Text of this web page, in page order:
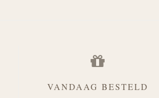
VANDAAG BESTELD